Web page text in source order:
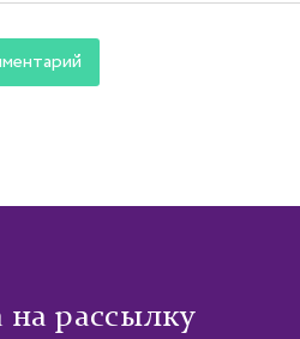
рассылку